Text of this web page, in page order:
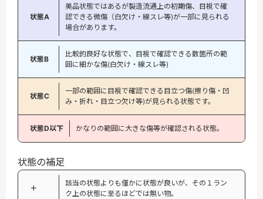
状態A
美品状態ではあるが製造流通上の初期傷、目視で確
認できる微傷（白欠け・線スレ等)が一部に見られる
場合があります。
状態B
比較的良好な状態で、目視で確認できる数箇所の範
囲に細かな傷(白欠け・線スレ等)
状態C
一部の範囲に目視で確認できる目立つ傷(擦り傷・凹
み・折れ・目立つ欠け等)が見られる状態です。
状態D以下 かなりの範囲に大きな傷等が確認される状態。
状態の補足
＋
該当の状態よりも僅かに状態が良いが、その１ラン
ク上の状態に至るほどでは無い物。